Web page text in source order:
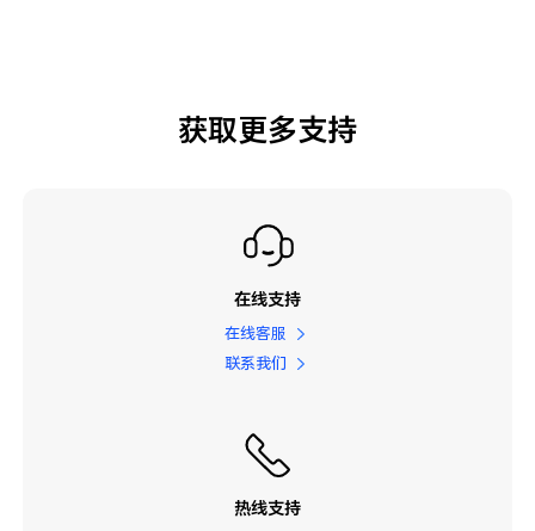
获取更多支持
在线支持
在线客服
联系我们
热线支持